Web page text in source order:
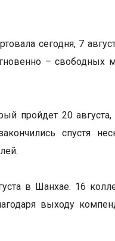
сегодня, 7
– свободных
пройдет 20
спустя
в Шанхае. 16
выходу